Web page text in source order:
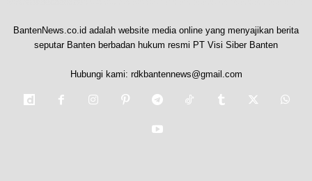
BantenNews.co.id adalah website media online yang menyajikan berita
seputar Banten berbadan hukum resmi PT Visi Siber Banten
Hubungi kami: rdkbantennews@gmail.com